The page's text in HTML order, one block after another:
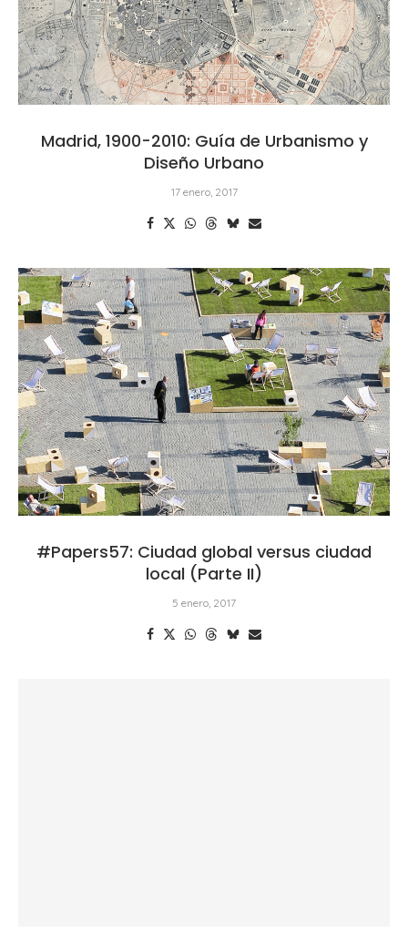
Madrid, 1900-2010: Guía de Urbanismo y
Diseño Urbano
17 enero, 2017
#Papers57: Ciudad global versus ciudad
local (Parte II)
5 enero, 2017